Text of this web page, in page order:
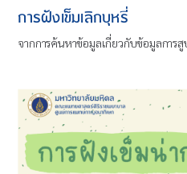
การฝังเข็มเลิกบุหรี่
จากการค้นหาข้อมูลเกี่ยวกับข้อมูลกา